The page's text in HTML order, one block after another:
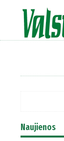
Naujienos